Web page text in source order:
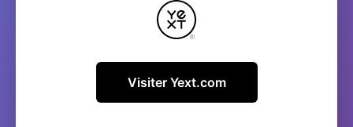
Visiter Yext.com